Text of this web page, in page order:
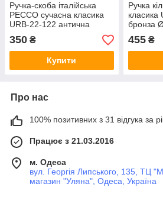
Ручка-скоба італійська
PECCO сучасна класика
URB-22-122 антична
350 ₴
Купити
Ручка
класика
бронза
455₴
Про нас
100% позитивних з 31 відгука за
Працює з 21.03.2016
м. Одеса
вул. Георгія Липського, 135, ТЦ
магазин "Уляна", Одеса, Україна